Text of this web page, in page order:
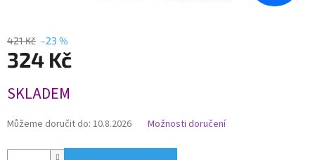
421 Kč –23 %
324 Kč
cena:
SKLADEM
Můžeme doručit do: 10.8.2026 Možnosti doručení